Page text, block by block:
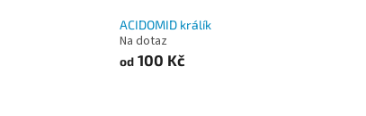
ACIDOMID králík
Na dotaz
od100 Kč